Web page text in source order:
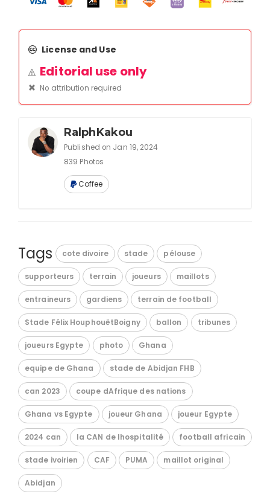
License and Use
Editorial use only
No attribution required
RalphKakou
Published on Jan 19, 2024
839 Photos
Coffee
Tags cote divoire stade pélouse
supporteurs terrain joueurs maillots
entraineurs gardiens terrain de football
Stade Félix HouphouëtBoigny ballon tribunes
joueurs Egypte photo Ghana
equipe de Ghana stade de Abidjan FHB
can 2023 coupe dAfrique des nations
Ghana vs Egypte joueur Ghana joueur Egypte
2024 can la CAN de lhospitalité football africain
stade ivoirien CAF PUMA maillot original
Abidjan